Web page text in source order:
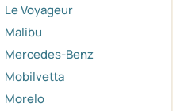
Le Voyageur
Malibu
Mercedes-Benz
Mobilvetta
Morelo